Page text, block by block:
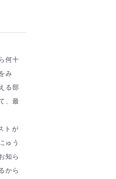
何十
み
る部
、最
トが
ゅう
知ら
から